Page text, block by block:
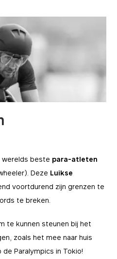
werelds beste para-atleten
Deze Luikse
voortdurend zijn grenzen te
te breken.
te kunnen steunen bij het
zoals het mee naar huis
Paralympics in Tokio!